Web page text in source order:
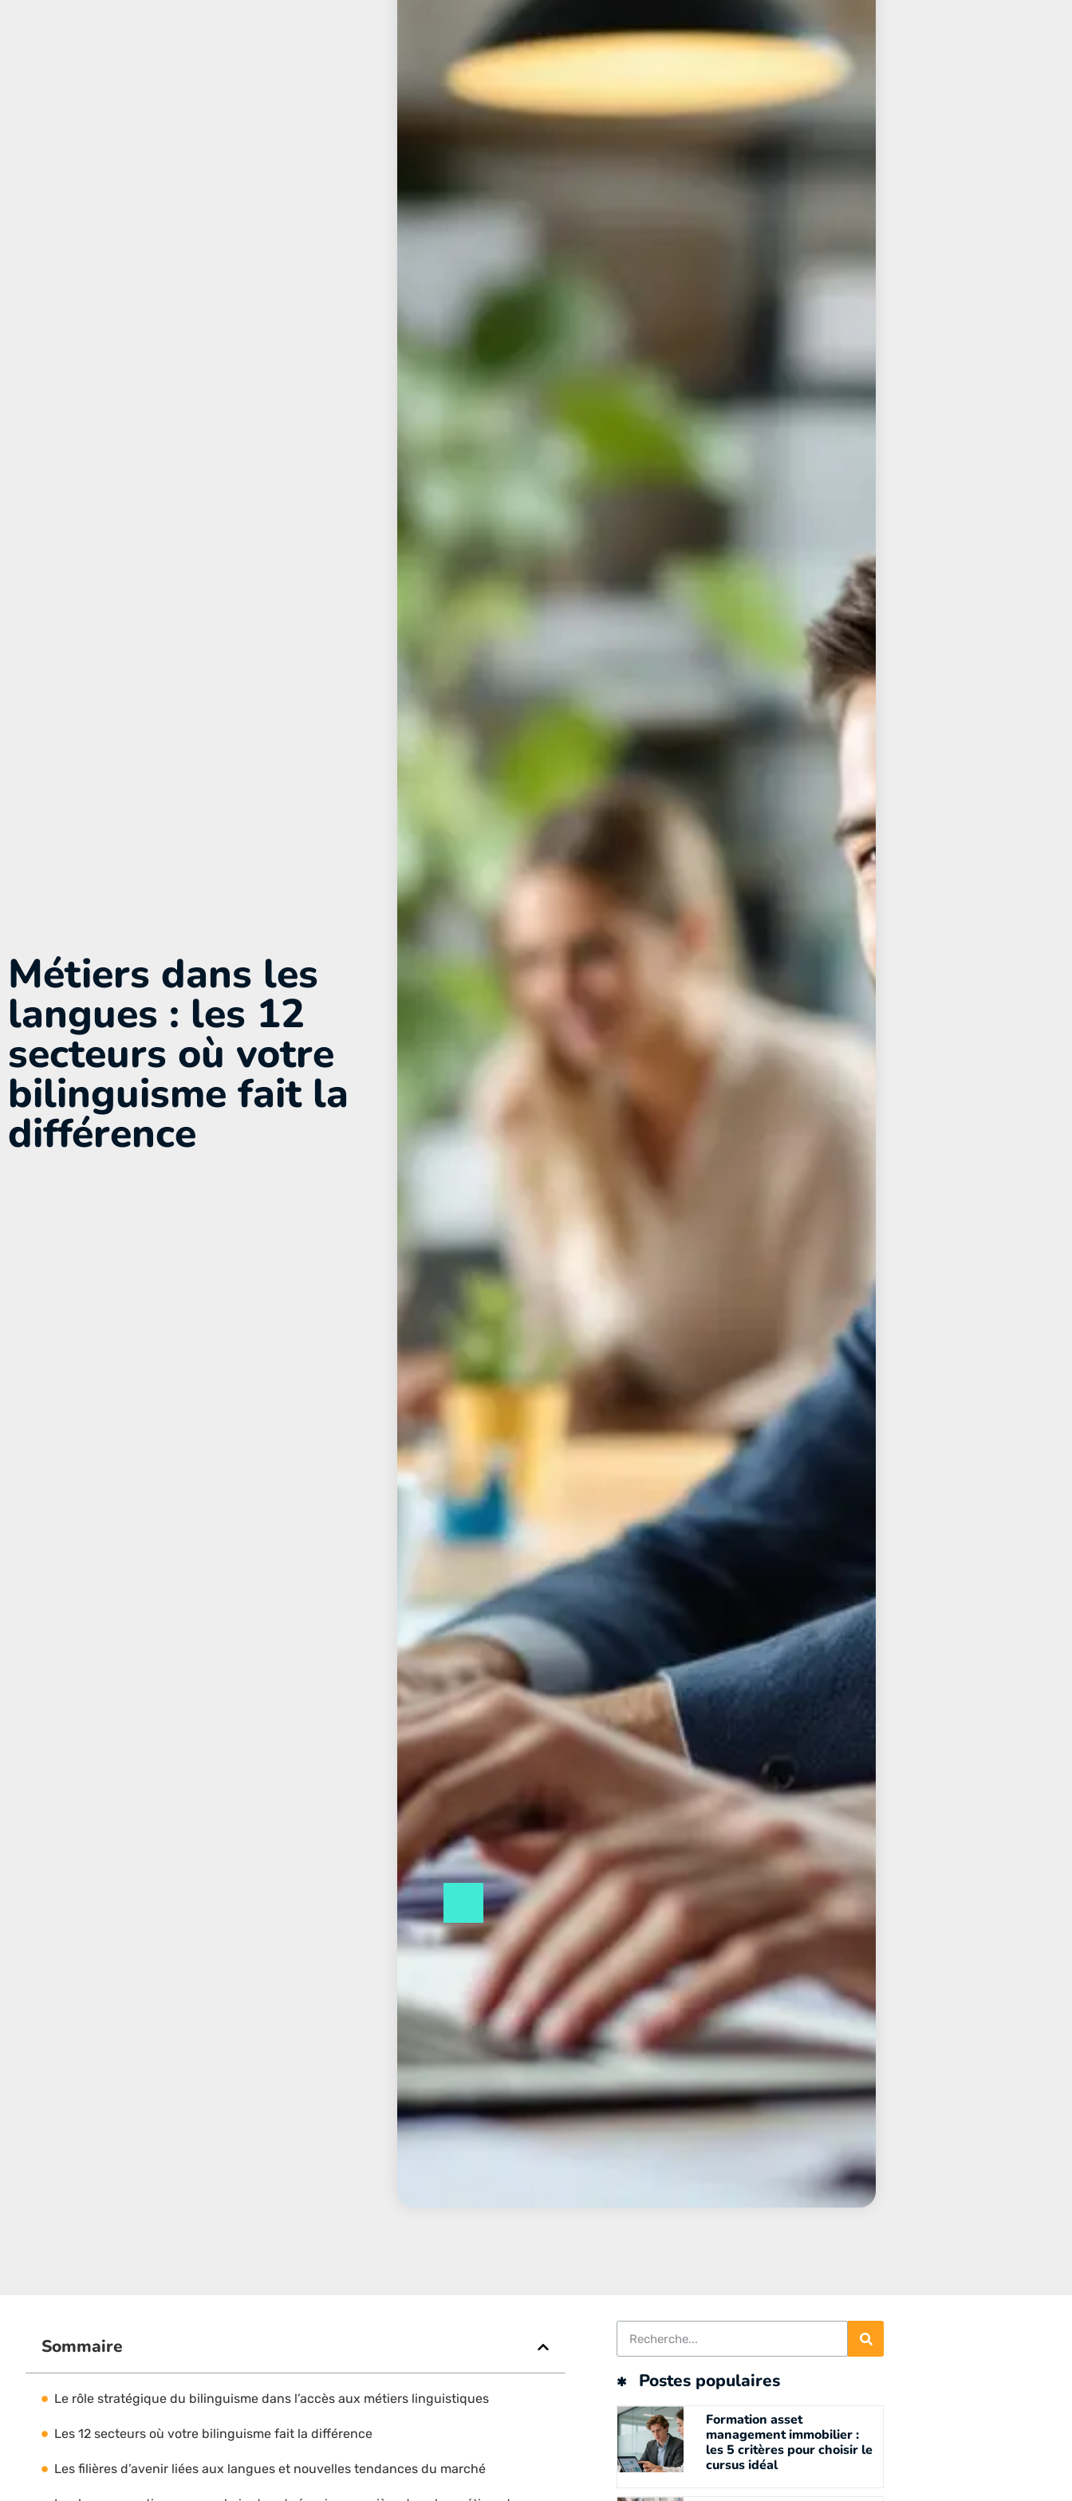
Métiers dans les
langues : les 12
secteurs où votre
bilinguisme fait la
différence
Sommaire
Le rôle stratégique du bilinguisme dans l’accès aux métiers linguistiques
Les 12 secteurs où votre bilinguisme fait la différence
Les filières d’avenir liées aux langues et nouvelles tendances du marché
Postes populaires
Formation asset
management immobilier :
les 5 critères pour choisir le
cursus idéal